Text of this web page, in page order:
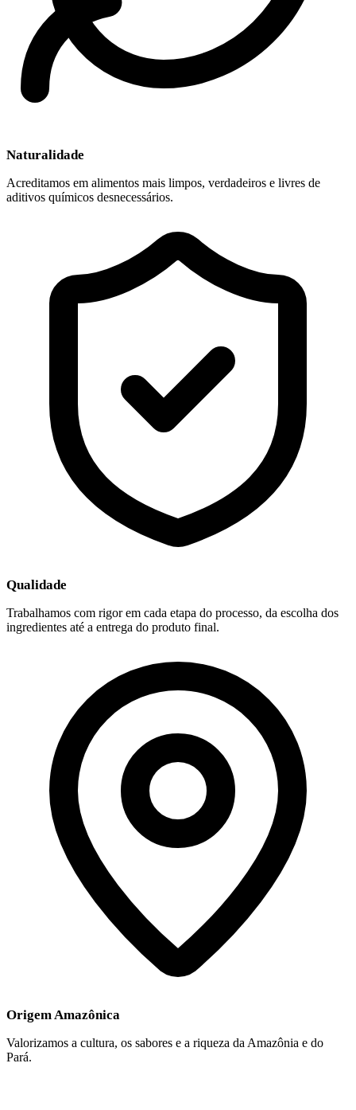
Naturalidade
Acreditamos em alimentos mais limpos, verdadeiros e livres de
aditivos químicos desnecessários.
Qualidade
Trabalhamos com rigor em cada etapa do processo, da escolha dos
ingredientes até a entrega do produto final.
Origem Amazônica
Valorizamos a cultura, os sabores e a riqueza da Amazônia e do
Pará.